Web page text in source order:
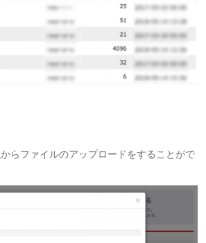
らファイルのアップロードをすることがで